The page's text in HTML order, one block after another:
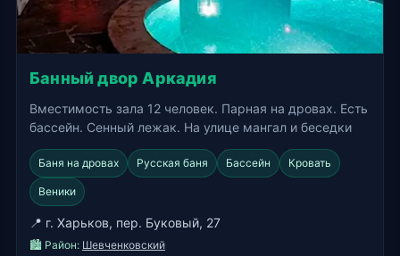
Банный двор Аркадия
Вместимость зала 12 человек. Парная на дровах. Есть
бассейн. Сенный лежак. На улице мангал и беседки
Баня на дровах Русская баня Бассейн Кровать
Веники
📍 г. Харьков, пер. Буковый, 27
🏙️ Район: Шевченковский